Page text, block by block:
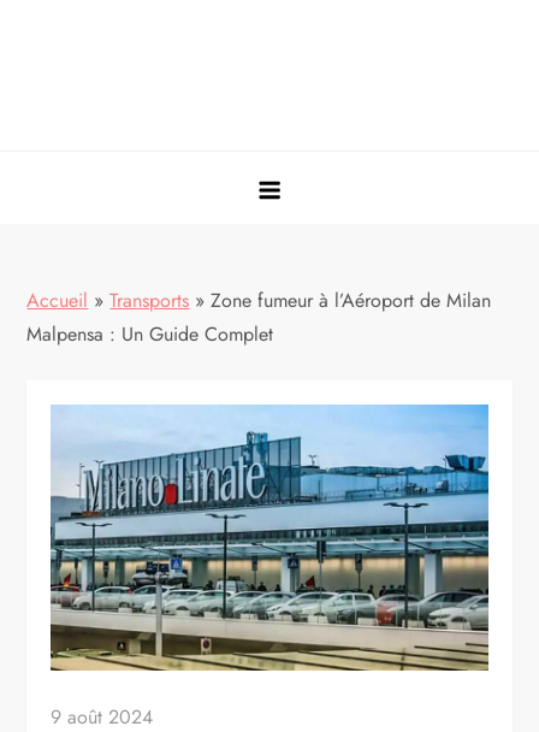
Accueil »Transports »Zone fumeur à l’Aéroport de Milan
Malpensa : Un Guide Complet
9 août 2024